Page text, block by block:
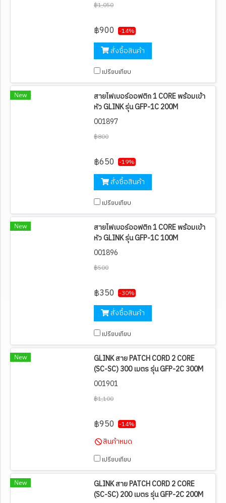
฿1,050
฿900 -14%
สั่งซื้อสินค้า
เปรียบเทียบ
New
สายไฟเบอร์ออฟติก 1 CORE พร้อมเข้า
หัว GLINK รุ่น GFP-1C 200M
001897
฿800
฿650 -19%
สั่งซื้อสินค้า
เปรียบเทียบ
New
สายไฟเบอร์ออฟติก 1 CORE พร้อมเข้า
หัว GLINK รุ่น GFP-1C 100M
001896
฿500
฿350 -30%
สั่งซื้อสินค้า
เปรียบเทียบ
New
GLINK สาย PATCH CORD 2 CORE
(SC-SC) 300 เมตร รุ่น GFP-2C 300M
001901
฿1,100
฿950 -14%
สินค้าหมด
เปรียบเทียบ
New
GLINK สาย PATCH CORD 2 CORE
(SC-SC) 200 เมตร รุ่น GFP-2C 200M